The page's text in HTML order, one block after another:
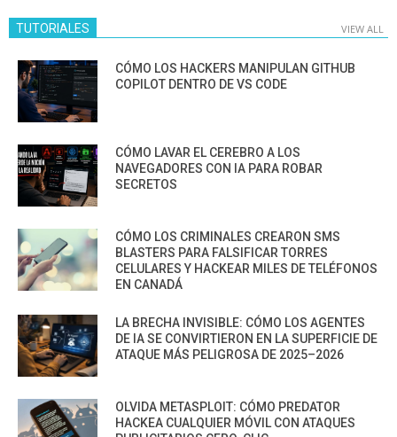
TUTORIALES VIEW ALL
CÓMO LOS HACKERS MANIPULAN GITHUB
COPILOT DENTRO DE VS CODE
CÓMO LAVAR EL CEREBRO A LOS
NAVEGADORES CON IA PARA ROBAR
SECRETOS
CÓMO LOS CRIMINALES CREARON SMS
BLASTERS PARA FALSIFICAR TORRES
CELULARES Y HACKEAR MILES DE TELÉFONOS
EN CANADÁ
LA BRECHA INVISIBLE: CÓMO LOS AGENTES
DE IA SE CONVIRTIERON EN LA SUPERFICIE DE
ATAQUE MÁS PELIGROSA DE 2025–2026
OLVIDA METASPLOIT: CÓMO PREDATOR
HACKEA CUALQUIER MÓVIL CON ATAQUES